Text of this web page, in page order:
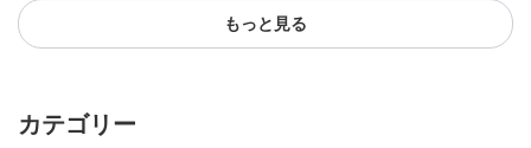
もっと見る
カテゴリー